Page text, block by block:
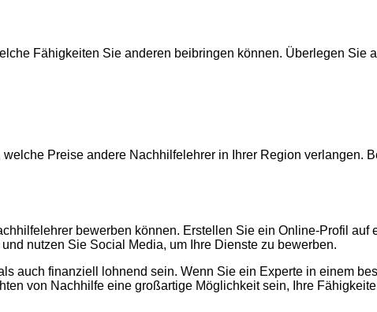
Fähigkeiten Sie anderen beibringen können. Überlegen Sie
Preise andere Nachhilfelehrer in Ihrer Region verlangen.
bewerben können. Erstellen Sie ein Online-Profil
nutzen Sie Social Media, um Ihre Dienste zu bewerben.
auch finanziell lohnend sein. Wenn Sie ein Experte in einem
von Nachhilfe eine großartige Möglichkeit sein, Ihre